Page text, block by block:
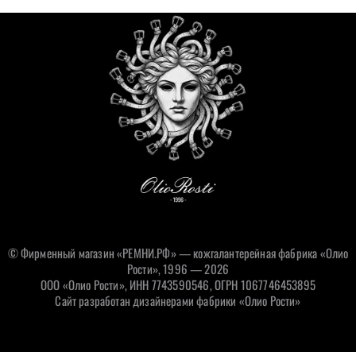
© Фирменный магазин «РЕМНИ.РФ» — кожгалантерейная фабрика «Олио
Рости», 1996 — 2026
ООО «Олио Рости», ИНН 7743590546, ОГРН 1067746453895
Сайт разработан дизайнерами фабрики «Олио Рости»